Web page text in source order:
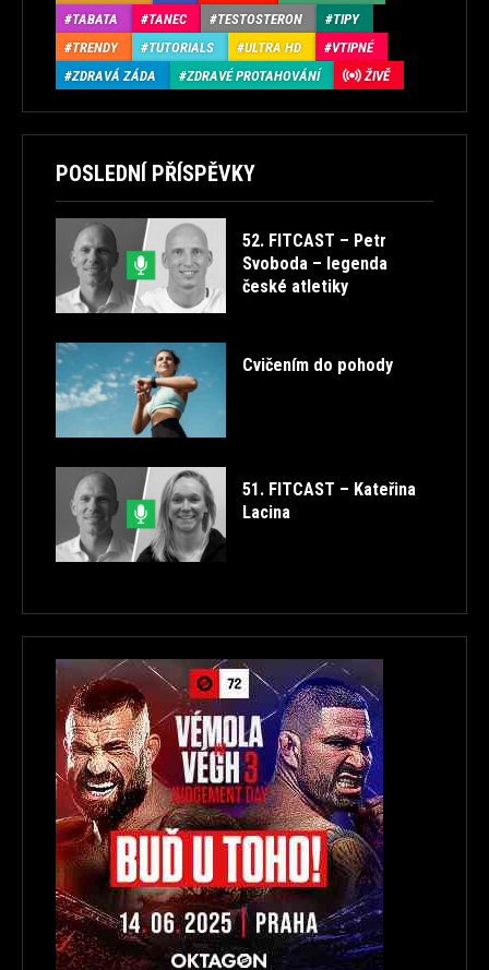
TABATA
TANEC TESTOSTERON
TIPY
TRENDY
TUTORIALS ULTRA HD
VTIPNÉ
ZDRAVÁ ZÁDA
ZDRAVÉ PROTAHOVÁNÍ ŽIVĚ
POSLEDNÍ PŘÍSPĚVKY
52. FITCAST – Petr
Svoboda – legenda
české atletiky
Cvičením do pohody
51. FITCAST – Kateřina
Lacina